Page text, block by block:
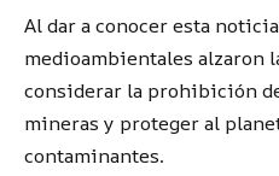
Al dar a conocer esta
medioambientales alzaron
considerar la prohibición
mineras y proteger al
contaminantes.